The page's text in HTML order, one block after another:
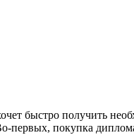
быстро получить
первых, покупка